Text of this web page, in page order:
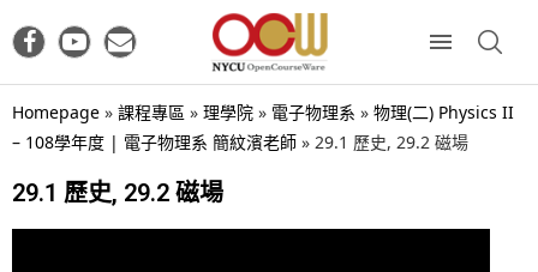
Homepage » 課程專區 » 理學院 » 電子物理系 » 物理(二) Physics II
– 108學年度 | 電子物理系 簡紋濱老師 » 29.1 歷史, 29.2 磁場
29.1 歷史, 29.2 磁場